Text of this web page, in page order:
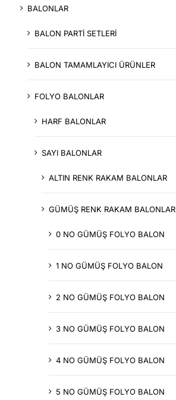
BALONLAR
BALON PARTİ SETLERİ
BALON TAMAMLAYICI ÜRÜNLER
FOLYO BALONLAR
HARF BALONLAR
SAYI BALONLAR
ALTIN RENK RAKAM BALONLAR
GÜMÜŞ RENK RAKAM BALONLAR
0 NO GÜMÜŞ FOLYO BALON
1 NO GÜMÜŞ FOLYO BALON
2 NO GÜMÜŞ FOLYO BALON
3 NO GÜMÜŞ FOLYO BALON
4 NO GÜMÜŞ FOLYO BALON
5 NO GÜMÜŞ FOLYO BALON